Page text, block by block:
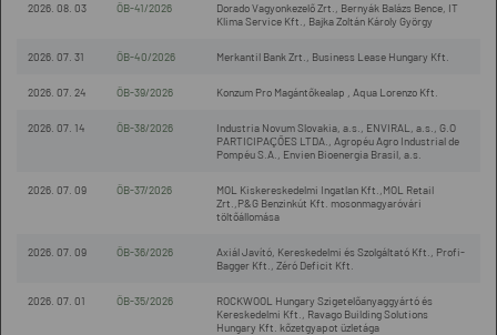
2026. 08. 03 ÖB-41/2026
Dorado Vagyonkezelő Zrt., Bernyák Balázs Bence, IT
Klima Service Kft., Bajka Zoltán Károly György
2026. 07. 31 ÖB-40/2026 Merkantil Bank Zrt., Business Lease Hungary Kft.
2026. 07. 24 ÖB-39/2026 Konzum Pro Magántőkealap , Aqua Lorenzo Kft.
2026. 07. 14 ÖB-38/2026
Industria Novum Slovakia, a.s., ENVIRAL, a.s., G.O
PARTICIPAÇÕES LTDA., Agropéu Agro Industrial de
Pompéu S.A., Envien Bioenergia Brasil, a.s.
2026. 07. 09 ÖB-37/2026
MOL Kiskereskedelmi Ingatlan Kft.,MOL Retail
Zrt.,P&G Benzinkút Kft. mosonmagyaróvári
töltőállomása
2026. 07. 09 ÖB-36/2026
Axiál Javító, Kereskedelmi és Szolgáltató Kft., Profi-
Bagger Kft., Zéró Deficit Kft.
2026. 07. 01 ÖB-35/2026
ROCKWOOL Hungary Szigetelőanyaggyártó és
Kereskedelmi Kft., Ravago Building Solutions
Hungary Kft. kőzetgyapot üzletága